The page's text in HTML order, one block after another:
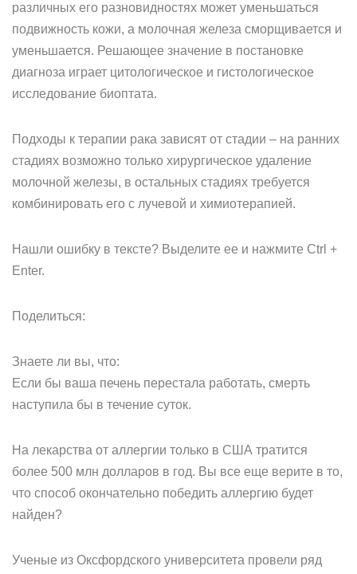
различных его разновидностях может уменьшаться
подвижность кожи, а молочная железа сморщивается и
уменьшается. Решающее значение в постановке
диагноза играет цитологическое и гистологическое
исследование биоптата.
Подходы к терапии рака зависят от стадии – на ранних
стадиях возможно только хирургическое удаление
молочной железы, в остальных стадиях требуется
комбинировать его с лучевой и химиотерапией.
Нашли ошибку в тексте? Выделите ее и нажмите Ctrl +
Enter.
Поделиться:
Знаете ли вы, что:
Если бы ваша печень перестала работать, смерть
наступила бы в течение суток.
На лекарства от аллергии только в США тратится
более 500 млн долларов в год. Вы все еще верите в то,
что способ окончательно победить аллергию будет
найден?
Ученые из Оксфордского университета провели ряд